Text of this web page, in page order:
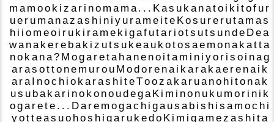
m a m oo k i z a r i no m a m a . . . Kas u k a nato i k i tof u r
ue r u m a naz as h i n i y u ra m e i te Kos u re r uta m as
h i i o m eo i r u k i ra m e k i gaf uta r i ots uts u nde Dea
wa na k e re ba k i z uts u k ea u k otos ae m o na k atta
no k a na? M oga reta ha ne no i ta m i n i yo r i s o i nag
a ras otto ne m u ro u M odo re na i k a ra k ae re na i k
a ra I noc h i o k a ras h i teTooz a k a r ua no h i to na k
us u ba k a r i no k o no udega K i m i no n u k u m o r i n i k
oga rete . . . Da re m ogac h i ga us a b i s h i s a m oc h i
yotteas uo hos h i ga r u k edo K i m i ga m ez as h i ta